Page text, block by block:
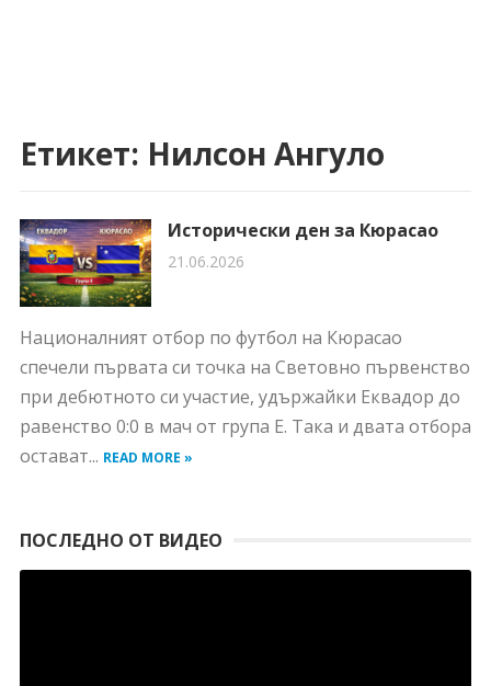
Етикет: Нилсон Ангуло
Исторически ден за Кюрасао
21.06.2026
Националният отбор по футбол на Кюрасао
спечели първата си точка на Световно първенство
при дебютното си участие, удържайки Еквадор до
равенство 0:0 в мач от група E. Така и двата отбора
остават... READ MORE »
ПОСЛЕДНО ОТ ВИДЕО